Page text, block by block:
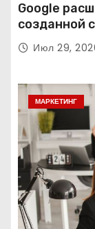
Google
созданной
интеллекта
Июл 29,
МАРКЕТИНГ